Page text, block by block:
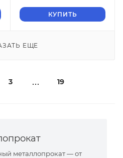
КУПИТЬ
ЕЩЕ
3 19
металлопрокат — от